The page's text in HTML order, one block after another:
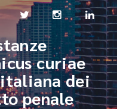
curiae
dei
penale